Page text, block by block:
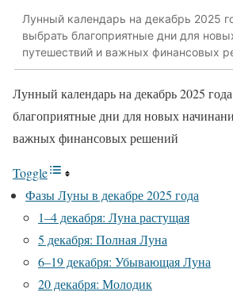
Лунный календарь на декабрь 2025
выбрать благоприятные дни для
путешествий и важных финансовых
Лунный календарь на декабрь 2025
благоприятные дни для новых
важных финансовых решений
Toggle
Фазы Луны в декабре 2025 года
1–4 декабря: Луна растущая
5 декабря: Полная Луна
6–19 декабря: Убывающая Луна
20 декабря: Молодик